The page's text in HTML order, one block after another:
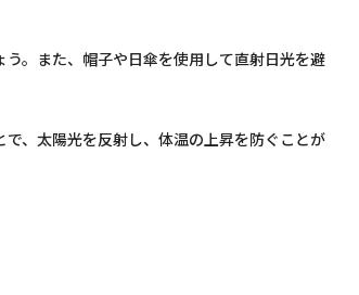
。また、帽子や日傘を使用して直射日光を避
、太陽光を反射し、体温の上昇を防ぐことが